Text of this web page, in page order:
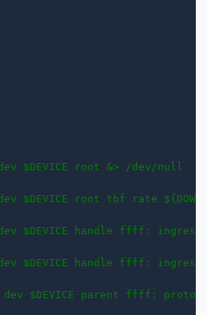
$DEVICE root &> /dev/null
$DEVICE root tbf rate
$DEVICE handle ffff:
$DEVICE handle ffff: ingress
$DEVICE parent ffff: